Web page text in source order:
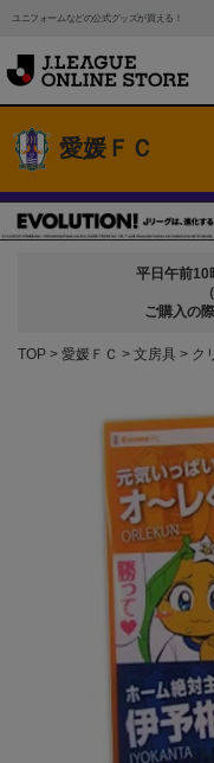
ユニフォームなどの公式グッズが買える！
愛媛ＦＣ
平日午前10
ご購入の
TOP 愛媛ＦＣ 文房具 ク